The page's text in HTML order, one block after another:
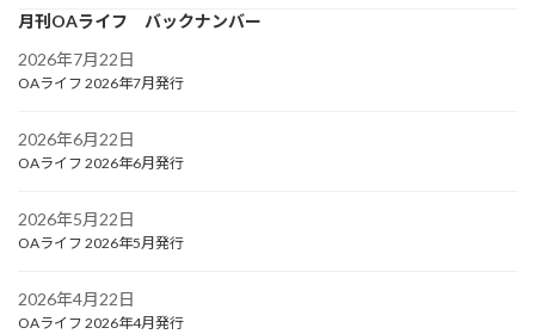
月刊OAライフ バックナンバー
2026年7月22日
OAライフ 2026年7月発行
2026年6月22日
OAライフ 2026年6月発行
2026年5月22日
OAライフ 2026年5月発行
2026年4月22日
OAライフ 2026年4月発行